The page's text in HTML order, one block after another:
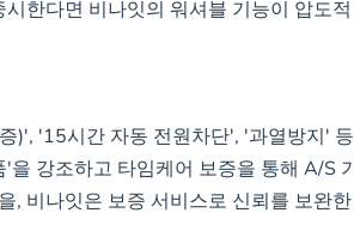
한다면 비나잇의 워셔블 기능이 압도적
)', '15시간 자동 전원차단', '과열방지' 등
강조하고 타임케어 보증을 통해 A/S
, 비나잇은 보증 서비스로 신뢰를 보완한